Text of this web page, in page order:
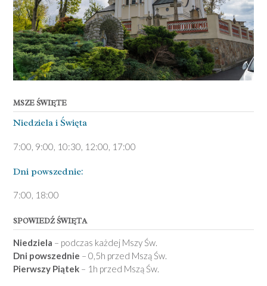
MSZE ŚWIĘTE
Niedziela ­i Święta
7:00, 9:00, 10:30, 12:00, 17:00
Dni pows­zednie:
7­:00, 18:00­
SPOWIEDŹ ŚWIĘTA
Niedziela – podczas każdej Mszy Św.
Dni powszednie – 0,5h przed Mszą Św.
Pierwszy Piątek – 1h przed Mszą Św.